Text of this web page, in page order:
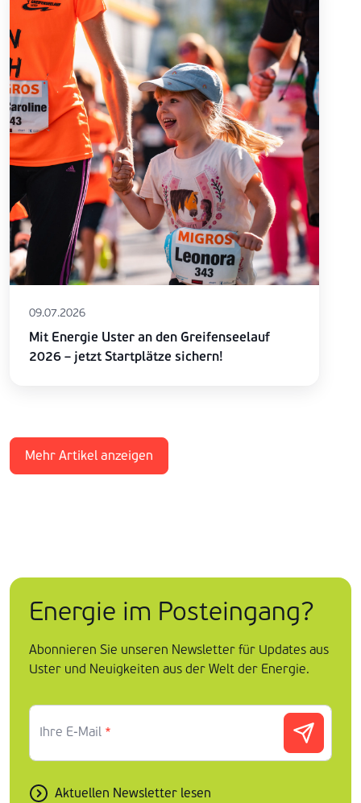
09.07.2026
Mit Energie Uster an den Greifenseelauf
2026 – jetzt Startplätze sichern!
Mehr Artikel anzeigen
Energie im Posteingang?
Abonnieren Sie unseren Newsletter für Updates aus
Uster und Neuigkeiten aus der Welt der Energie.
Ihre E-Mail *
Aktuellen Newsletter lesen